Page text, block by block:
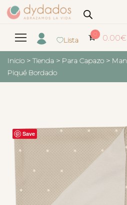
Lista
0 0.00€
Inicio > Tienda > Para Capazo >
Piqué Bordado
Save